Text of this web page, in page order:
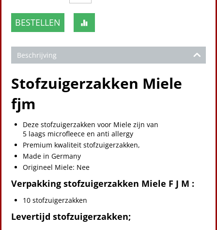
BESTELLEN
Beschrijving
Stofzuigerzakken Miele
fjm
Deze stofzuigerzakken voor Miele zijn van
5 laags microfleece en anti allergy
Premium kwaliteit stofzuigerzakken,
Made in Germany
Origineel Miele: Nee
Verpakking stofzuigerzakken Miele F J M :
10 stofzuigerzakken
Levertijd stofzuigerzakken;